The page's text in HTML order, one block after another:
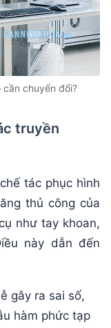
chuyển đổi?
truyền
tác phục hình
thủ công của
như tay khoan,
này dẫn đến
gây ra sai số,
hàm phức tạp